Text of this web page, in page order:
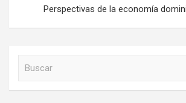
Perspectivas de la economía